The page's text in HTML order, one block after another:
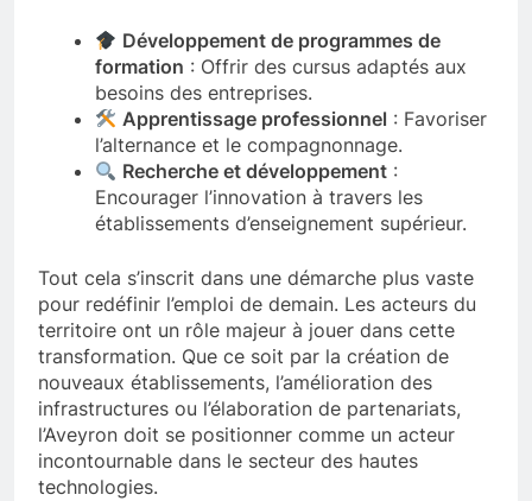
Développement de programmes de
formation : Offrir des cursus adaptés aux
besoins des entreprises.
Apprentissage professionnel : Favoriser
l’alternance et le compagnonnage.
Recherche et développement :
Encourager l’innovation à travers les
établissements d’enseignement supérieur.
Tout cela s’inscrit dans une démarche plus vaste
pour redéfinir l’emploi de demain. Les acteurs du
territoire ont un rôle majeur à jouer dans cette
transformation. Que ce soit par la création de
nouveaux établissements, l’amélioration des
infrastructures ou l’élaboration de partenariats,
l’Aveyron doit se positionner comme un acteur
incontournable dans le secteur des hautes
technologies.